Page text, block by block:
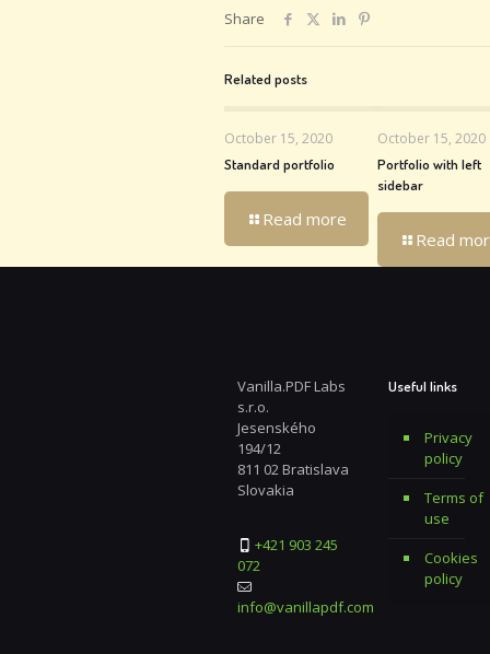
Share
Related posts
October 15, 2020
Standard portfolio
Read more
October 15, 2020
Portfolio with left
sidebar
Read
Vanilla.PDF Labs
s.r.o.
Jesenského
194/12
811 02 Bratislava
Slovakia
+421 903 245
072
info@vanillapdf.com
Useful links
Privacy
policy
Terms of
use
Cookies
policy